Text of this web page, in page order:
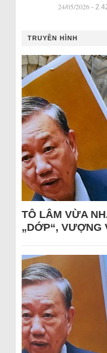
24/05/2026 -
TRUYỀN HÌNH
TÔ LÂM VỪA
„DỚP“, VƯỢNG